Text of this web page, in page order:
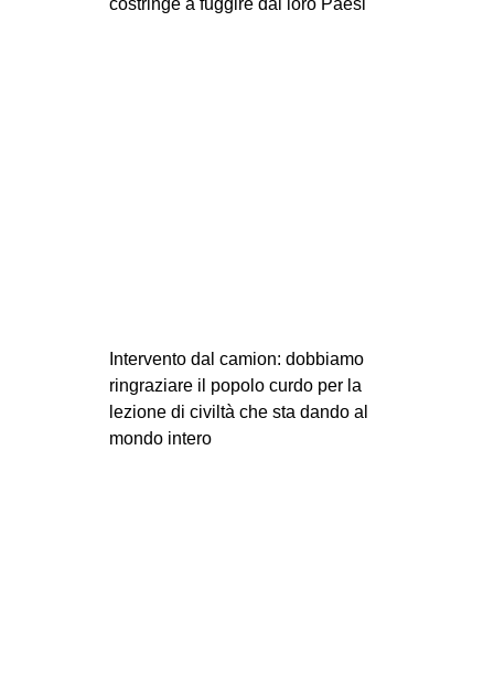
Intervento dal camion: dobbiamo
ringraziare il popolo curdo per la
lezione di civiltà che sta dando al
mondo intero